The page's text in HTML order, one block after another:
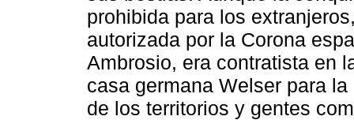
prohibida para los
autorizada por la Corona
Ambrosio, era contratista en
casa germana Welser para
de los territorios y gentes